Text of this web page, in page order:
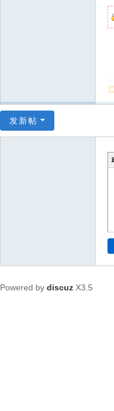
发新帖
Powered by discuz X3.5